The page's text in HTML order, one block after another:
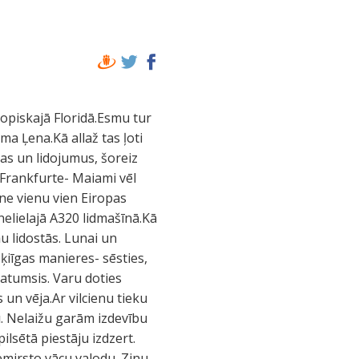
purviem. Ceļa malas norobežotas ar drāšu žogu. Lielceļš un dabas rezervāts dzīvo katrs savu dzīvi. Nojaušams, ka purvājos nezinātājam savu kāju labāk nespert. Slīkšņas stiepjas kilometriem līdz pat horizontam. Šoreiz ne viens vien aligators izrāpies pasnaust ūdens lāmu malās. Lai arī aligatori ne tuvu nav tik bīstami un agresīvi kā to radi krokodili, arī no šiem rāpuļiem labāk turēties atstatu. Purvājos saimnieko viņi, un nelūgti viesi diez, vai tur būs vēlami. Riks sagaida mani autoostā.Mājās satieku savus draugus- mazo čivauva suņuku Timonu un runci Simbu.Priecīga atkalredzēšanās visiem. Nākamajā dienā Riks mani ved uz Captiva salu Meksikas Līcī. Tā ūdens pēc krāsas, sāļuma un pat smaržas ļoti atgādina mūsu pašu jūru. Ļoti tālu ūdens ir pavisam sekls. Pastaigājos gar krastu. Putni knābā beigtās zivis, kuras izskalotas krastā. Pati daba gudri rūpējas par savu tīrību. Var apskatīt dažnedažādus augus un ziedus kāpu joslā. Pa laikam arī nopeldēties pavisam rāmajā ūdenī. Pagūstu sabildēt daudz fotogrāfiju. Dabā atrodami neskaitāmi lieliski fotomodeļi. Gan ziedi, gan putni, dzīvnieki, debesis... Atliek tikai ieraudzīt. Atpakaļceļā vēl piestājam līča krastā. Viļņos šūpojas pelikāns.Mēģinu to iekadrēt.Tomēr dzīvniekiem nevar pateikt: "Nekusties!Smaidi!" Pelikānu interesē zivis, nevis mana kamera. Tomēr viena bilde iznāk negaidīta un izteiksmīga- kad tikko noķerta gardā zivs, un pelikāns to norij, knābi atvēris kā piltuvi.Arī naskās ķirzaciņas, kuras lodā it visur, jāpagūst iekadrēt knaši. Tā paiet diena Fortmaiersā. Pilsētas plānojums joprojām šķiet neparasts (Eiropai, domāts).Milzīgus laukumus ceļu un ielu malās aizņem veikali, servisi un ēstuves.Dzīvojamās mājas šķiet kaut kur nomaskētas. Agri nākamajā rītā dodos atpakaļ uz Maiami. Ierodos autoostā agri priekšpusdienā.Tā atrodas pavisam blakus Maiami lidostai. Uz Ļenas mājām dodos ar pilsētas autobusu. Maršruts ved cauri piepilsētai. Pieturas šķiet izvietotas ik pa piecdesmit metriem.Pasažieru ādas krāsa vairumā- melna. Valoda- spāņu.Apkārt daudz autodarbnīcu- vairākas katrā kvartālā. Redzama samērā uzkrītoša netīrība un nolaistība. Veikalu telpas, aiznaglotas ar dēļ